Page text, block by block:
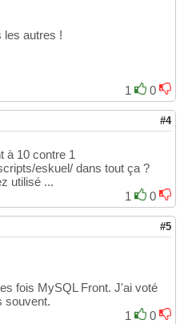
les autres !
1
0
#4
à 10 contre 1
eskuel/ dans tout ça ?
utilisé ...
1
0
#5
fois MySQL Front. J'ai voté
souvent.
1
0